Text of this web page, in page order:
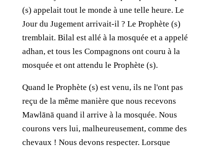
(s) appelait tout le monde à une telle heure. Le
Jour du Jugement arrivait-il ? Le Prophète (s)
tremblait. Bilal est allé à la mosquée et a appelé
adhan, et tous les Compagnons ont couru à la
mosquée et ont attendu le Prophète (s).
Quand le Prophète (s) est venu, ils ne l'ont pas
reçu de la même manière que nous recevons
Mawlānā quand il arrive à la mosquée. Nous
courons vers lui, malheureusement, comme des
chevaux ! Nous devons respecter. Lorsque